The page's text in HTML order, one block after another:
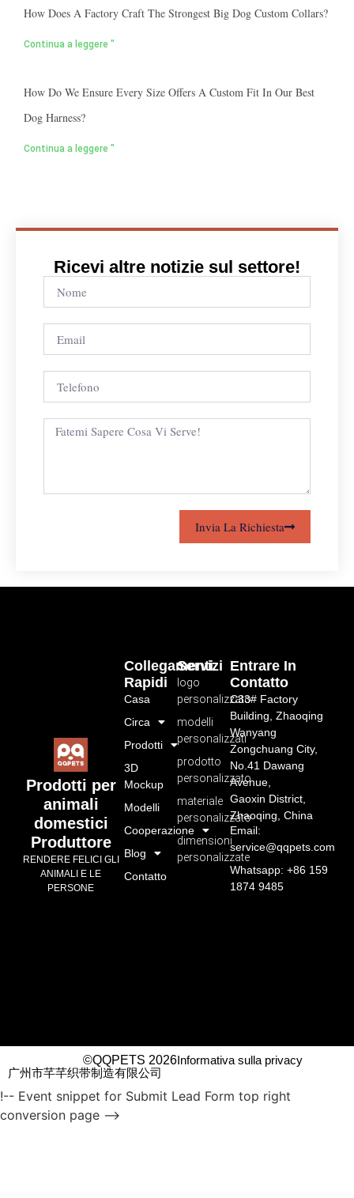
How Does A Factory Craft The Strongest Big Dog Custom Collars?
Continua a leggere "
How Do We Ensure Every Size Offers A Custom Fit In Our Best
Dog Harness?
Continua a leggere "
Ricevi altre notizie sul settore!
Invia La Richiesta
Prodotti per
animali
domestici
Produttore
RENDERE FELICI GLI
ANIMALI E LE
PERSONE
Servizi
logo
personalizzato
modelli
personalizzati
prodotto
personalizzato
materiale
personalizzato
dimensioni
personalizzate
Collegamenti
Rapidi
Casa
Circa
Prodotti
3D
Mockup
Modelli
Cooperazione
Blog
Contatto
Entrare In
Contatto
C33# Factory
Building, Zhaoqing
Wanyang
Zongchuang City,
No.41 Dawang
Avenue,
Gaoxin District,
Zhaoqing, China
Email:
service@qqpets.com
Whatsapp: +86 159
1874 9485
©QQPETS 2026Informativa sulla privacy
广州市芊芊织带制造有限公司
!-- Event snippet for Submit Lead Form top right
conversion page -->